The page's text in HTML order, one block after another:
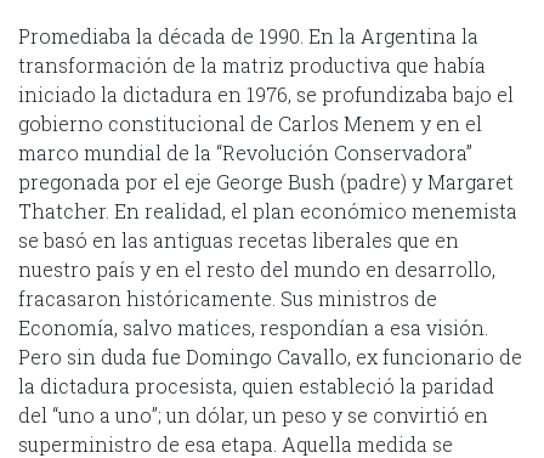
Promediaba la década de 1990. En la Argentina la
transformación de la matriz productiva que había
iniciado la dictadura en 1976, se profundizaba bajo el
gobierno constitucional de Carlos Menem y en el
marco mundial de la “Revolución Conservadora”
pregonada por el eje George Bush (padre) y Margaret
Thatcher. En realidad, el plan económico menemista
se basó en las antiguas recetas liberales que en
nuestro país y en el resto del mundo en desarrollo,
fracasaron históricamente. Sus ministros de
Economía, salvo matices, respondían a esa visión.
Pero sin duda fue Domingo Cavallo, ex funcionario de
la dictadura procesista, quien estableció la paridad
del “uno a uno”; un dólar, un peso y se convirtió en
superministro de esa etapa. Aquella medida se